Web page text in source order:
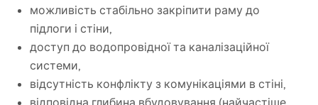
можливість стабільно закріпити раму до
підлоги і стіни,
доступ до водопровідної та каналізаційної
системи,
відсутність конфлікту з комунікаціями в стіні,